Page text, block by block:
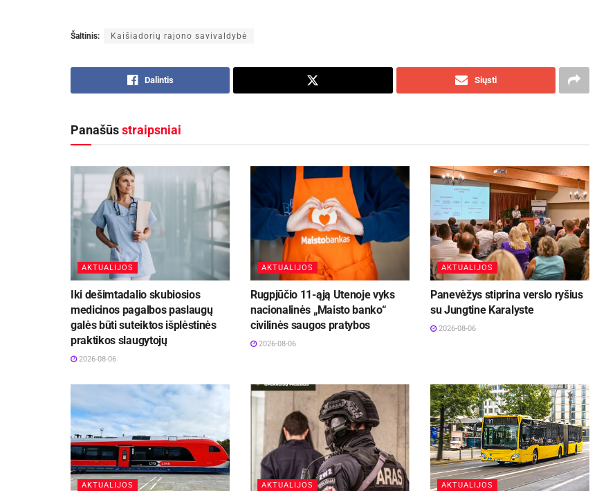
Šaltinis: Kaišiadorių rajono savivaldybė
Dalintis Siųsti
Panašūsstraipsniai
AKTUALIJOS
Iki dešimtadalio skubiosios
medicinos pagalbos paslaugų
galės būti suteiktos išplėstinės
praktikos slaugytojų
2026-08-06
AKTUALIJOS
Rugpjūčio 11-ąją Utenoje vyks
nacionalinės „Maisto banko“
civilinės saugos pratybos
2026-08-06
AKTUALIJOS
Panevėžys stiprina verslo ryšius
su Jungtine Karalyste
2026-08-06
AKTUALIJOS AKTUALIJOS AKTUALIJOS